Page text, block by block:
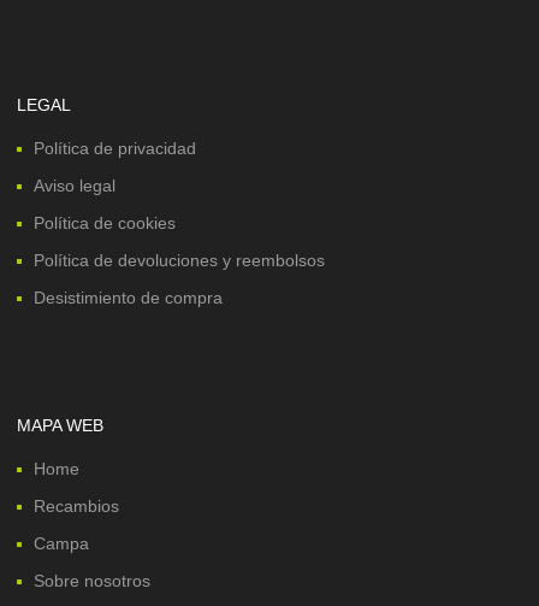
LEGAL
Política de privacidad
Aviso legal
Política de cookies
Política de devoluciones y reembolsos
Desistimiento de compra
MAPA WEB
Home
Recambios
Campa
Sobre nosotros